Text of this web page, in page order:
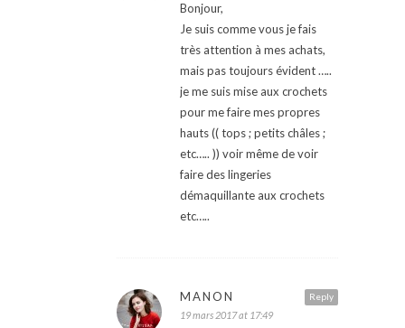
Bonjour,
Je suis comme vous je fais
très attention à mes achats,
mais pas toujours évident …..
je me suis mise aux crochets
pour me faire mes propres
hauts (( tops ; petits châles ;
etc….. )) voir même de voir
faire des lingeries
démaquillante aux crochets
etc…..
Reply
MANON
19 mars 2017 at 17:49